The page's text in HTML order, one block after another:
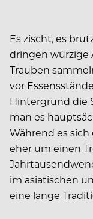
Es zischt, es
dringen würzige
Trauben
vor
Hintergrund die
man es
Während es
eher um einen
im asiatischen
eine lange